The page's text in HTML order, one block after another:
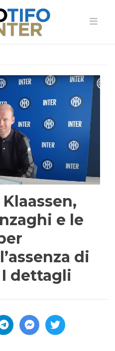
e le
di
dettagli